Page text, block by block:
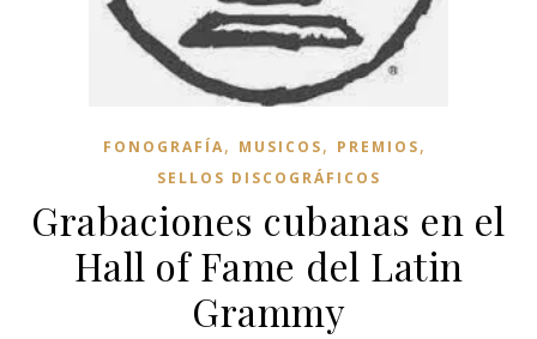
FONOGRAFÍA, MUSICOS, PREMIOS,
SELLOS DISCOGRÁFICOS
Grabaciones cubanas en el
Hall of Fame del Latin
Grammy